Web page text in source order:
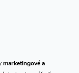
marketingové a